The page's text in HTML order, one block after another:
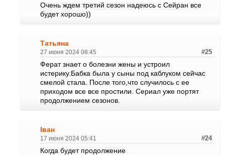
Очень ждем третий сезон надеюсь с Сейран все
будет хорошо))
Татьяна
27 июня 2024 08:45 #25
Ферат знает о болезни жены и устроил
истерику.Бабка была у сыны под каблуком сейчас
смелой стала. После того,что случилось с ее
приходом все все простили. Сериал уже портят
продолжением сезонов.
Іван
17 июня 2024 05:41 #24
Когда будет продолжение